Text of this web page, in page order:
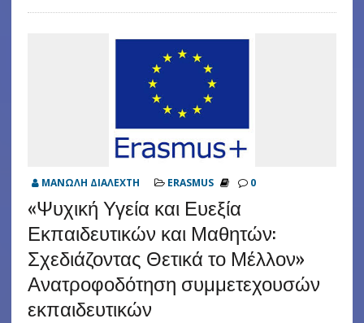
ΜΑΝΩΛΗ ΔΙΑΛΕΧΤΗ ERASMUS 0
«Ψυχική Υγεία και Ευεξία
Εκπαιδευτικών και Μαθητών:
Σχεδιάζοντας Θετικά το Μέλλον»
Ανατροφοδότηση συμμετεχουσών
εκπαιδευτικών